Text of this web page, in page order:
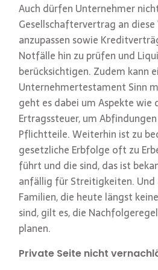
Auch dürfen Unternehmer
Gesellschaftervertrag an
anzupassen sowie
Notfälle hin zu prüfen und
berücksichtigen. Zudem kann
Unternehmertestament Sinn
geht es dabei um Aspekte wie
Ertragssteuer, um
Pflichtteile. Weiterhin ist zu
gesetzliche Erbfolge oft zu
führt und die sind, das ist
anfällig für Streitigkeiten. Und
Familien, die heute längst
sind, gilt es, die
planen.
Private Seite nicht